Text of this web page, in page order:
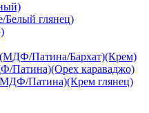
глянец)
Патина/Бархат)(Крем)
Патина)(Орех караваджо)
Патина)(Крем глянец)